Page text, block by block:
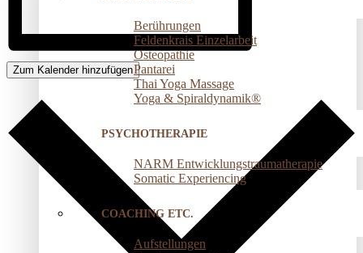
Berührungen
Feldenkrais Einzelarbeit
Osteopathie
Pantarei
Thai Yoga Massage
Yoga & Spiraldynamik®
PSYCHOTHERAPIE
NARM Entwicklungstraumatherapie
Somatic Experiencing
COACHING ETC.
Aufstellungen
Zum Kalender hinzufügen